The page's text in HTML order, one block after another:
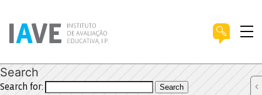
Search
Search for: Search